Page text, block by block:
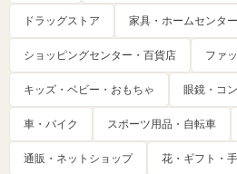
ドラッグストア 家具・ホームセンター
ショッピングセンター・百貨店 ファ
キッズ・ベビー・おもちゃ 眼鏡・コ
車・バイク スポーツ用品・自転車
通販・ネットショップ 花・ギフト・